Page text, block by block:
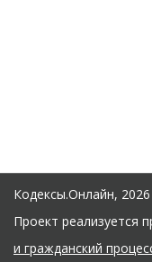
Кодексы.Онлайн, 2026
Проект реализуется
и гражданский